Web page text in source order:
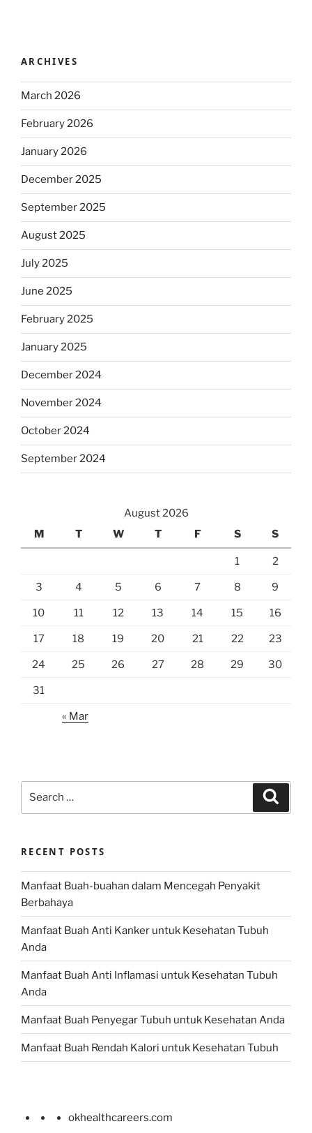
ARCHIVES
March 2026
February 2026
January 2026
December 2025
September 2025
August 2025
July 2025
June 2025
February 2025
January 2025
December 2024
November 2024
October 2024
September 2024
August 2026
M
T W T F S S
1 2
3 4 5 6 7 8 9
10 11 12 13 14 15 16
17 18 19 20 21 22 23
24 25 26 27 28 29 30
31
« Mar
RECENT POSTS
Manfaat Buah-buahan dalam Mencegah Penyakit
Berbahaya
Manfaat Buah Anti Kanker untuk Kesehatan Tubuh
Anda
Manfaat Buah Anti Inflamasi untuk Kesehatan Tubuh
Anda
Manfaat Buah Penyegar Tubuh untuk Kesehatan Anda
Manfaat Buah Rendah Kalori untuk Kesehatan Tubuh
okhealthcareers.com